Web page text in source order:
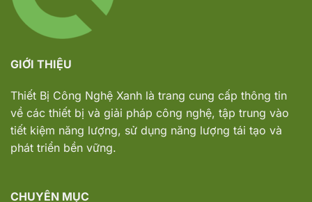
GIỚI THIỆU
Thiết Bị Công Nghệ Xanh là trang cung cấp thông tin
về các thiết bị và giải pháp công nghệ, tập trung vào
tiết kiệm năng lượng, sử dụng năng lượng tái tạo và
phát triển bền vững.
CHUYÊN MỤC